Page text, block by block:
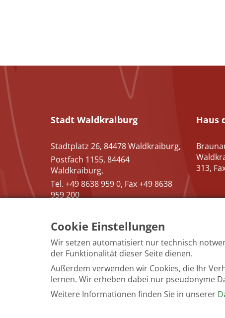
Stadt Waldkraiburg
Stadtplatz 26, 84478 Waldkraiburg,
Postfach 1155, 84464
Waldkraiburg,
Tel. +49 8638 959 0, Fax +49 8638
959 200
Haus
313,
Impressum Kultur
Cookie Einstellungen
Wir setzen automatisiert nur technisch
der Funktionalität dieser Seite dienen.
Außerdem verwenden wir Cookies, die Ihr
lernen. Wir erheben dabei nur pseudonyme
Weitere Informationen finden Sie in unserer